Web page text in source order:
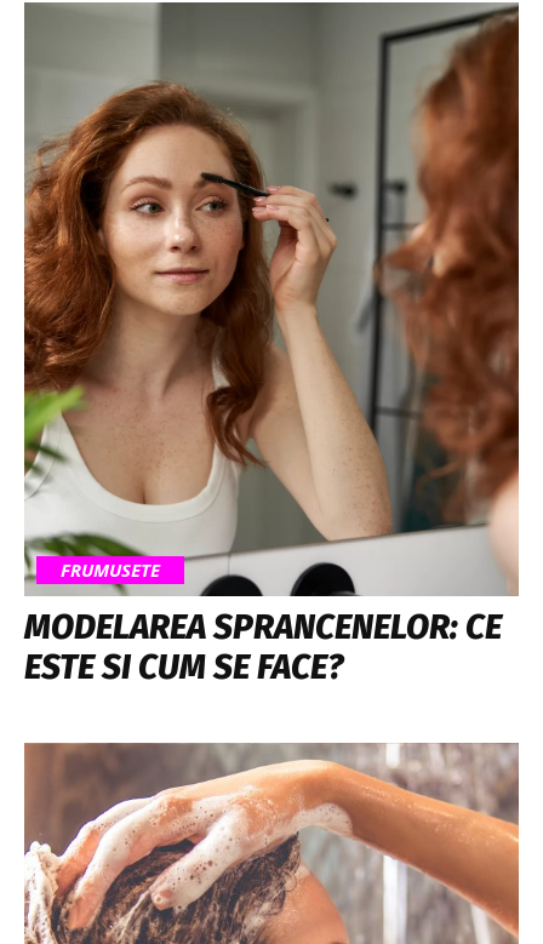
FRUMUSETE
MODELAREA SPRANCENELOR: CE
ESTE SI CUM SE FACE?